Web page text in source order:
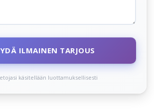
ILMAINEN TARJOUS
käsitellään luottamuksellisesti